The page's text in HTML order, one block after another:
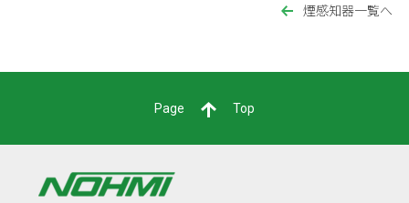
煙感知器一覧へ
Page Top